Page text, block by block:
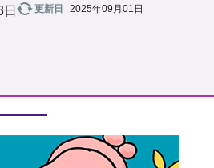
更新日 2025年09月01日